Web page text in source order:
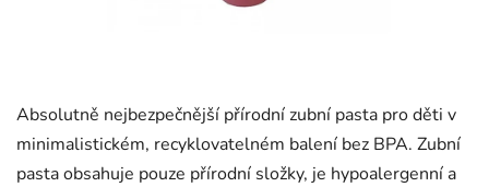
Absolutně nejbezpečnější přírodní zubní pasta pro děti v
minimalistickém, recyklovatelném balení bez BPA. Zubní
pasta obsahuje pouze přírodní složky, je hypoalergenní a